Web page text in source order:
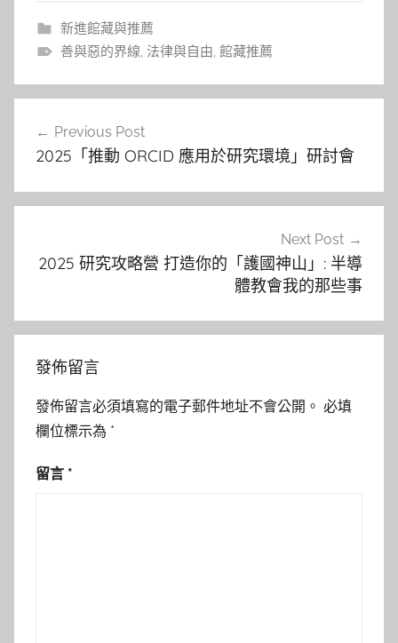
新進館藏與推薦
善與惡的界線, 法律與自由, 館藏推薦
覽
Previous Post
2025「推動 ORCID 應用於研究環境」研討會
Next Post
2025 研究攻略營 打造你的「護國神山」: 半導
體教會我的那些事
發佈留言
發佈留言必須填寫的電子郵件地址不會公開。 必填
欄位標示為 *
留言 *